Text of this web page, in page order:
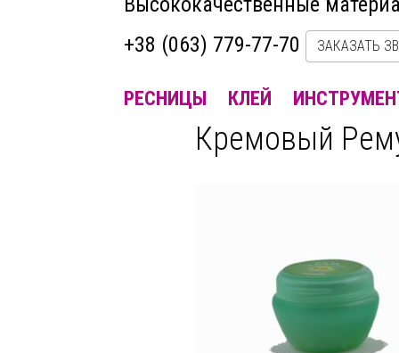
+38 (063) 779-77-70
ЗАКАЗАТЬ
РЕСНИЦЫ КЛЕЙ
Кремовый